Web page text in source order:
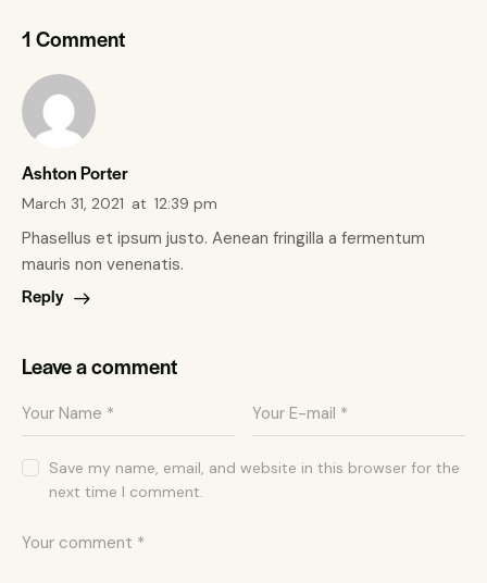
1 Comment
Ashton Porter
March 31, 2021 at 12:39 pm
Phasellus et ipsum justo. Aenean fringilla a fermentum
mauris non venenatis.
Reply
Leave a comment
Save my name, email, and website in this browser for the
next time I comment.